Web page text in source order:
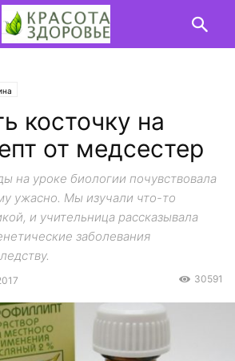
косточку на
от медсестер
на уроке биологии почувствовала
ужасно. Мы изучали что-то
и учительница рассказывала
заболевания
30591